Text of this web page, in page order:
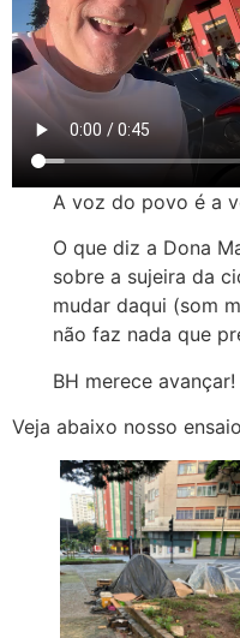
A voz do povo é a
O que diz a Dona
sobre a sujeira da
mudar daqui (som
não faz nada que
BH merece avançar!
Veja abaixo nosso